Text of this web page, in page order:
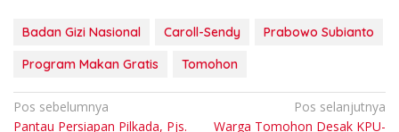
Badan Gizi Nasional Caroll-Sendy
Prabowo Subianto
Program Makan Gratis
Tomohon
Navigasi
Pos sebelumnya
Pantau Persiapan Pilkada, Pjs.
Pos selanjutnya
Warga Tomohon Desak KPU-